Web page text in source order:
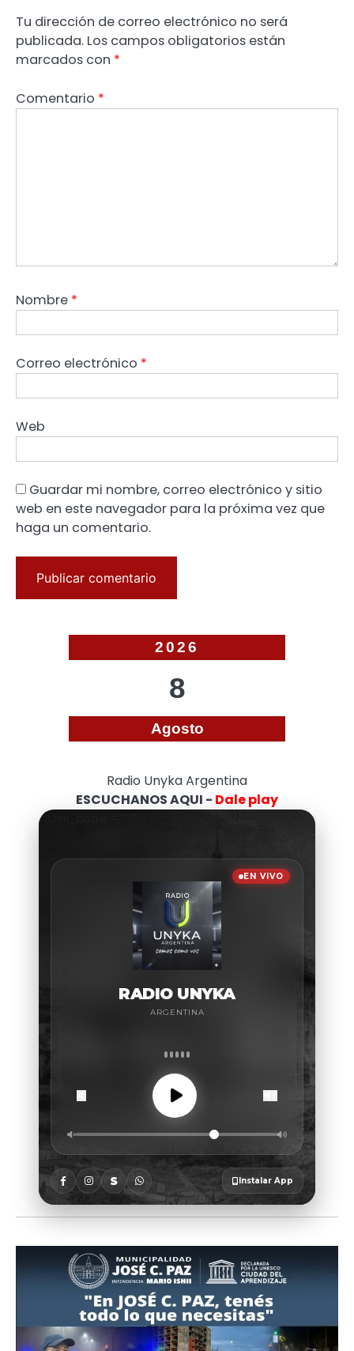
Tu dirección de correo electrónico no será
publicada. Los campos obligatorios están
marcados con *
Comentario *
Nombre *
Correo electrónico *
Web
Guardar mi nombre, correo electrónico y sitio
web en este navegador para la próxima vez que
haga un comentario.
2026
8
Agosto
Radio Unyka Argentina
ESCUCHANOS AQUI - Dale play